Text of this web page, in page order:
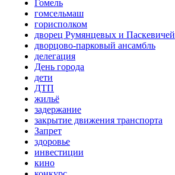
Гомель
гомсельмаш
горисполком
дворец Румянцевых и Паскевичей
дворцово-парковый ансамбль
делегация
День города
дети
ДТП
жильё
задержание
закрытие движения транспорта
Запрет
здоровье
инвестиции
кино